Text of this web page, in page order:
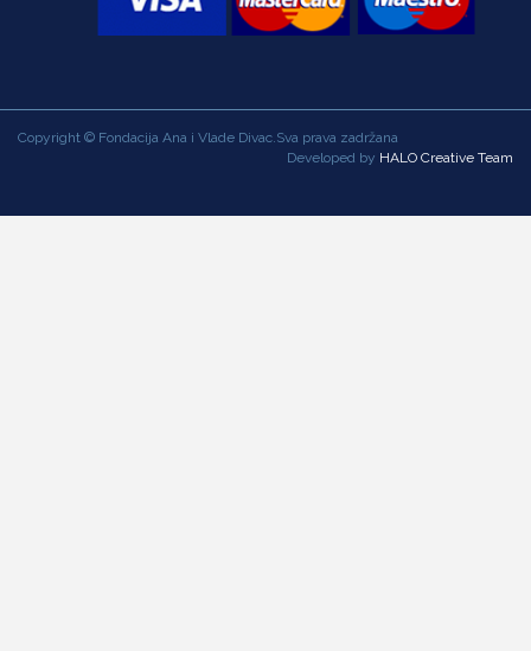
Copyright © Fondacija Ana i Vlade Divac.Sva prava zadržana
Developed by HALO Creative Team